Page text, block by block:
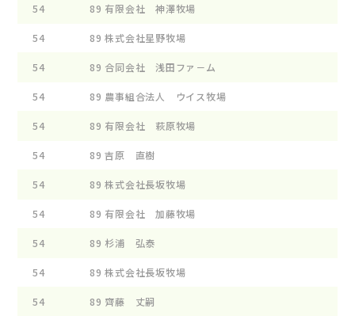
54 89 有限会社 神澤牧場
54 89 株式会社星野牧場
54 89 合同会社 浅田ファ－ム
54 89 農事組合法人 ウイス牧場
54 89 有限会社 萩原牧場
54 89 吉原 直樹
54 89 株式会社長坂牧場
54 89 有限会社 加藤牧場
54 89 杉浦 弘泰
54 89 株式会社長坂牧場
54 89 齊藤 丈嗣